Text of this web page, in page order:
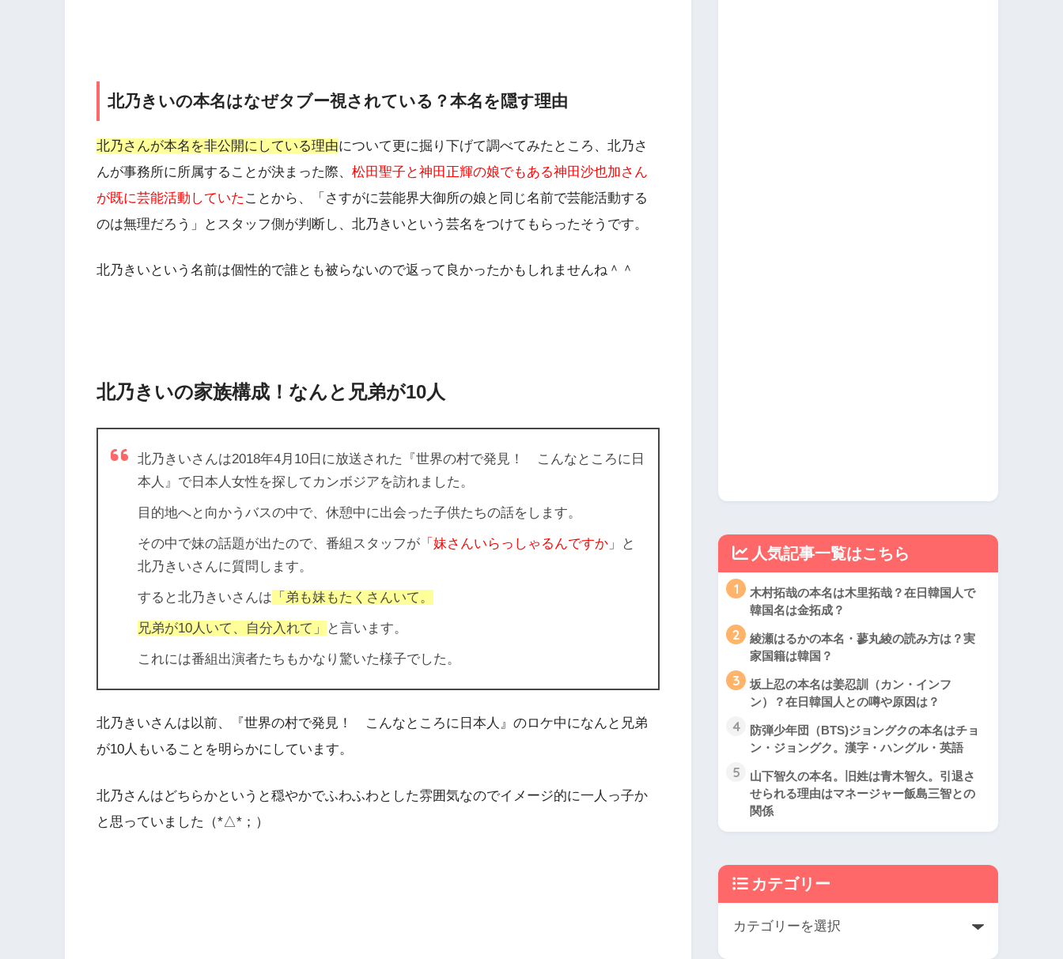
北乃きいの本名はなぜタブー視されている？本名を隠す理由
北乃さんが本名を非公開にしている理由について更に掘り下げて調べてみたところ、北乃さ
んが事務所に所属することが決まった際、 松田聖子と神田正輝の娘でもある神田沙也加さん
が既に芸能活動していた ことから、
「さすがに芸能界大御所の娘と同じ名前で芸能活動する
のは無理だろう」とスタッフ側が判断し、北乃きいという芸名をつけてもらったそうです。
北乃きいという名前は個性的で誰とも被らないので返って良かったかもしれませんね＾＾
北乃きいの家族構成！なんと兄弟が10人
北乃きいさんは2018年4月10日に放送された『世界の村で発見！ こんなところに日
本人』で日本人女性を探してカンボジアを訪れました。
目的地へと向かうバスの中で、休憩中に出会った子供たちの話をします。
その中で妹の話題が出たので、番組スタッフが 「妹さんいらっしゃるんですか」
と
北乃きいさんに質問します。
すると北乃きいさんは 「弟も妹もたくさんいて。
兄弟が10人いて、自分入れて」 と言います。
これには番組出演者たちもかなり驚いた様子でした。
北乃きいさんは以前、
『世界の村で発見！ こんなところに日本人』のロケ中になんと兄弟
が10人もいることを明らかにしています。
北乃さんはどちらかというと穏やかでふわふわとした雰囲気なのでイメージ的に一人っ子か
と思っていました（*△*；）
人気記事一覧はこちら
1
木村拓哉の本名は木里拓哉？在日韓国人で
韓国名は金拓成？
2
綾瀬はるかの本名・蓼丸綾の読み方は？実
家国籍は韓国？
3
坂上忍の本名は姜忍訓（カン・インフ
ン）？在日韓国人との噂や原因は？
4
防弾少年団（BTS)ジョングクの本名はチョ
ン・ジョングク。漢字・ハングル・英語
5
山下智久の本名。旧姓は青木智久。引退さ
せられる理由はマネージャー飯島三智との
関係
カテゴリー